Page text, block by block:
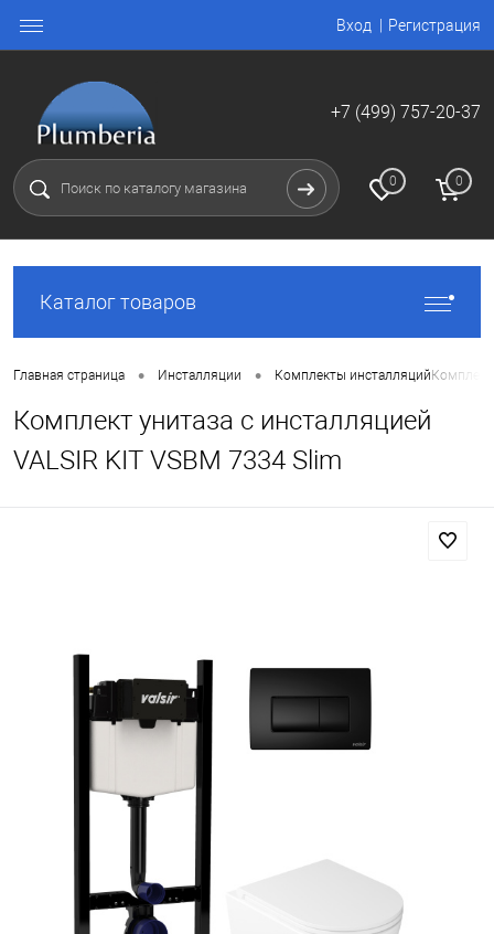
Вход Регистрация
+7 (499) 757-20-37
0 0
Каталог товаров
Главная страница • Инсталляции • Комплекты инсталляций Комплект
Комплект унитаза с инсталляцией
VALSIR KIT VSBM 7334 Slim